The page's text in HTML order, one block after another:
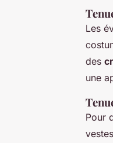
Les
des
une
Pour